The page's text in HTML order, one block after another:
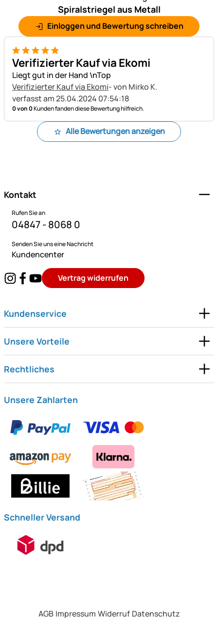
Spiralstriegel aus Metall
Einloggen und Bewertung schreiben
5 von 5
Verifizierter Kauf via Ekomi
Liegt gut in der Hand \nTop
Verifizierter Kauf via Ekomi- von Mirko K.
verfasst am 25.04.2024 07:54:18
0 von 0Kunden fanden diese Bewertung hilfreich.
Alle Bewertungen anzeigen
Kontakt
Rufen Sie an
04847 - 8068 0
Senden Sie uns eine Nachricht
Kundencenter
Vertrag widerrufen
Kundenservice
Unsere Vorteile
Rechtliches
Unsere Zahlarten
Schneller Versand
AGB Impressum Widerruf Datenschutz